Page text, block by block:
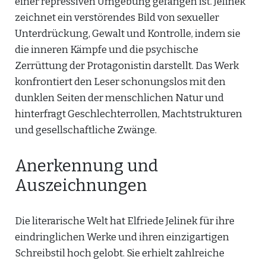
zeichnet ein verstörendes Bild von sexueller
Unterdrückung, Gewalt und Kontrolle, indem sie
die inneren Kämpfe und die psychische
Zerrüttung der Protagonistin darstellt. Das Werk
konfrontiert den Leser schonungslos mit den
dunklen Seiten der menschlichen Natur und
hinterfragt Geschlechterrollen, Machtstrukturen
und gesellschaftliche Zwänge.
Anerkennung und
Auszeichnungen
Die literarische Welt hat Elfriede Jelinek für ihre
eindringlichen Werke und ihren einzigartigen
Schreibstil hoch gelobt. Sie erhielt zahlreiche